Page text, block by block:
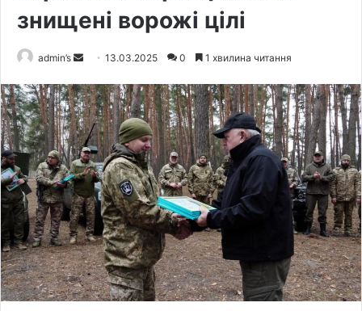
знищені ворожі цілі
admin’s
n
d
a
n
e
m
a
i
l
13.03.2025 0 1 хвилина читання